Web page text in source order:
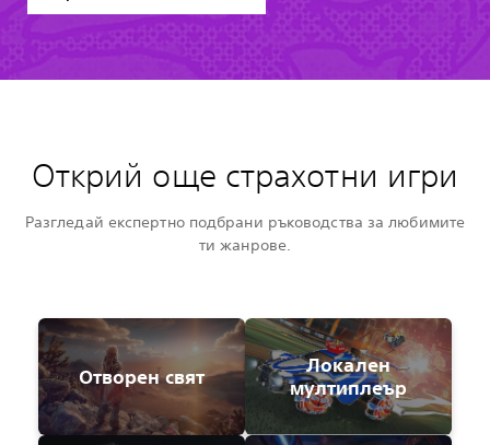
Открий още страхотни игри
Разгледай експертно подбрани ръководства за любимите
ти жанрове.
Отворен свят
Локален
мултиплеър